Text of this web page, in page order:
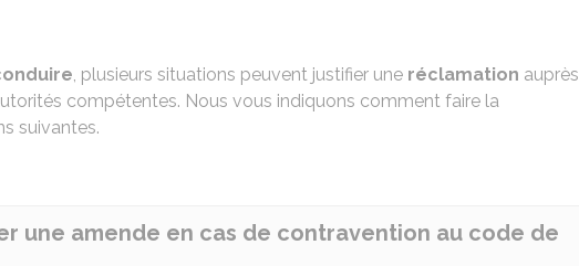
, plusieurs situations peuvent justifier une réclamation auprès
compétentes. Nous vous indiquons comment faire la
suivantes.
une amende en cas de contravention au code de